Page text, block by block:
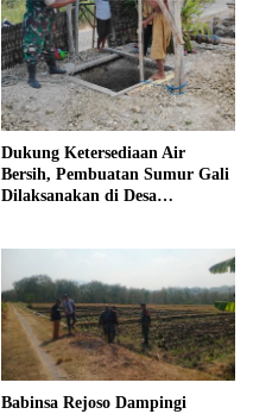
Dukung Ketersediaan Air
Bersih, Pembuatan Sumur Gali
Dilaksanakan di Desa
Babinsa Rejoso Dampingi